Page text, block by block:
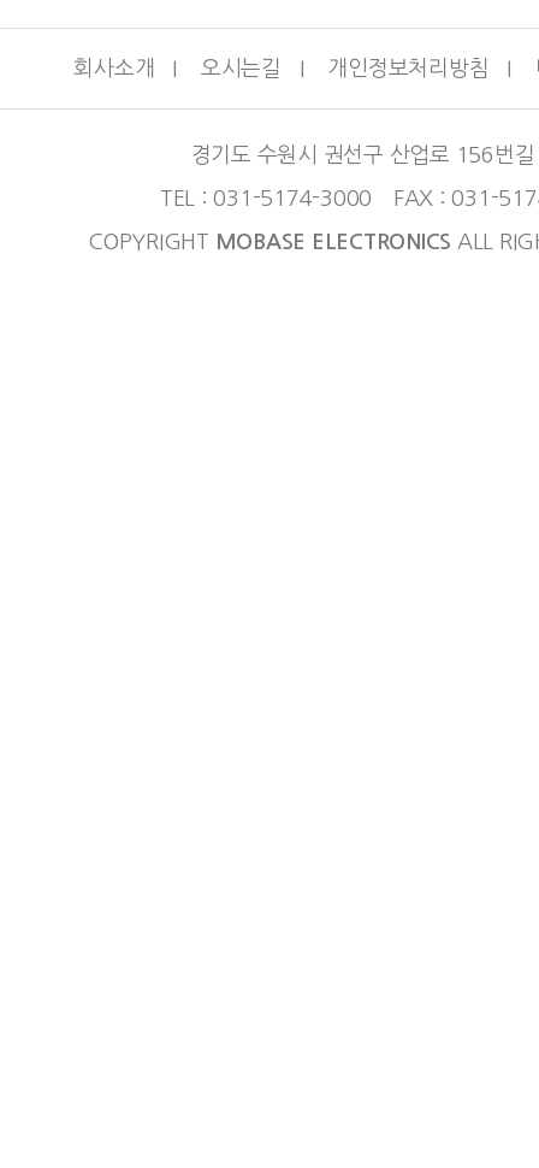
회사소개 I 오시는길 I 개인정보처리방침 I
경기도 수원시 권선구 산업로 156번
TEL : 031-5174-3000 FAX : 031-
COPYRIGHT MOBASE ELECTRONICS ALL